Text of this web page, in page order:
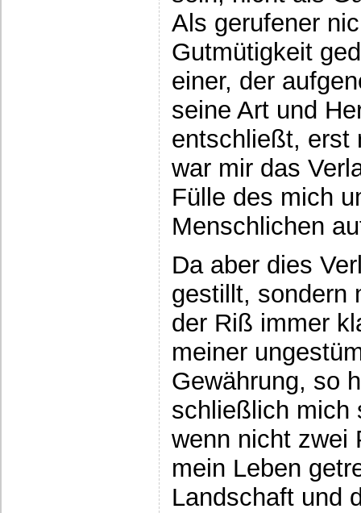
Als gerufener
Gutmütigkeit
einer, der
seine Art und
entschließt, erst
war mir das
Fülle des mich
Menschlichen
Da aber dies
gestillt, sondern
der Riß immer
meiner
Gewährung, so
schließlich mich
wenn nicht zwei
mein Leben
Landschaft und